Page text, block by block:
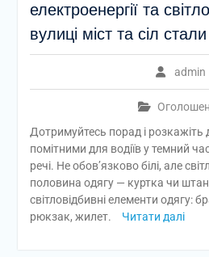
електроенергії та
вулиці міст та сіл
admin
Дотримуйтесь порад і розкажіть
помітними для водіїв у темний
речі. Не обов’язково білі, але
половина одягу — куртка чи
світловідбивні елементи одягу:
рюкзак, жилет.
Читати далі